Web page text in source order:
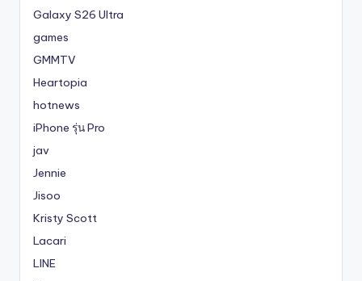
Galaxy S26 Ultra
games
GMMTV
Heartopia
hotnews
iPhone รุ่น Pro
jav
Jennie
Jisoo
Kristy Scott
Lacari
LINE